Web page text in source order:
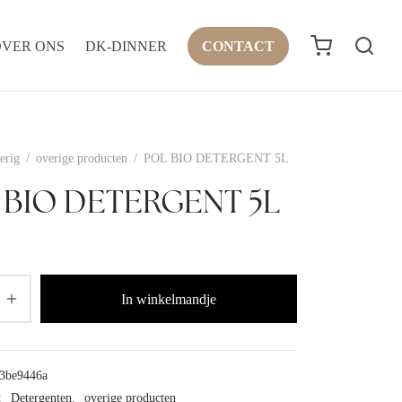
ONS DK-DINNER CONTACT
/ overige producten / POL BIO DETERGENT 5L
DETERGENT 5L
In winkelmandje
Detergenten,
overige producten